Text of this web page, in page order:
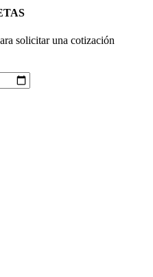
solicitar una cotización